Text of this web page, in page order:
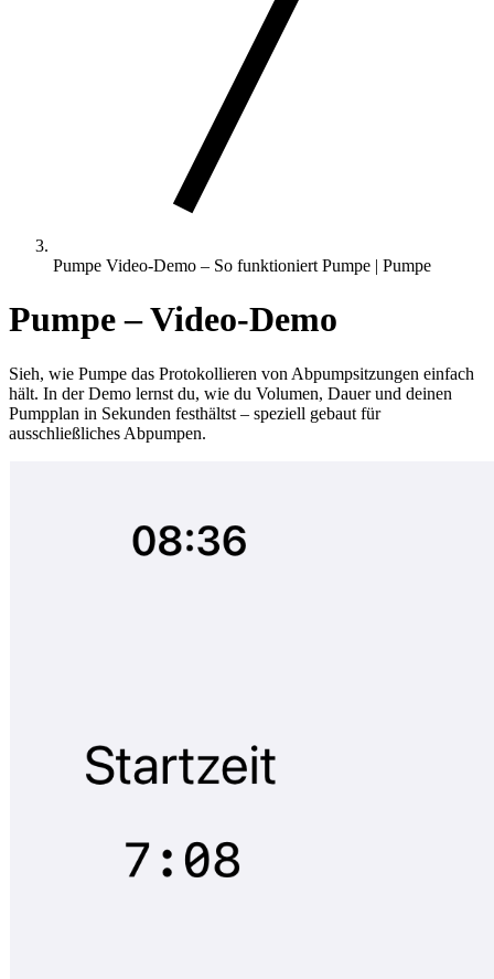
Pumpe Video-Demo – So funktioniert Pumpe | Pumpe
Pumpe – Video-Demo
Sieh, wie Pumpe das Protokollieren von Abpumpsitzungen einfach
hält. In der Demo lernst du, wie du Volumen, Dauer und deinen
Pumpplan in Sekunden festhältst – speziell gebaut für
ausschließliches Abpumpen.